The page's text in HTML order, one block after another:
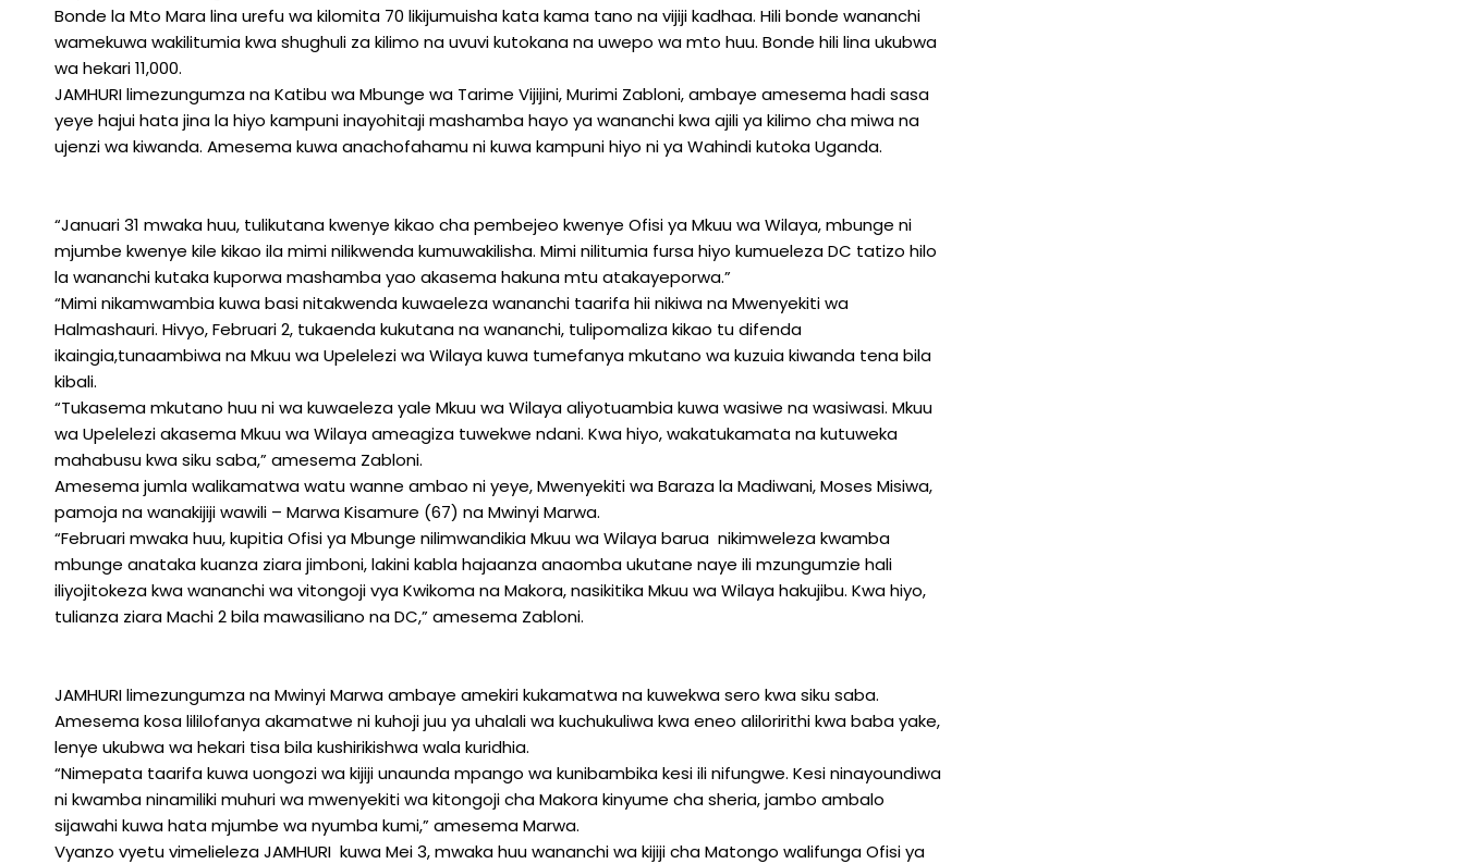
Bonde la Mto Mara lina urefu wa kilomita 70 likijumuisha kata kama tano na vijiji kadhaa. Hili bonde wananchi
wamekuwa wakilitumia kwa shughuli za kilimo na uvuvi kutokana na uwepo wa mto huu. Bonde hili lina ukubwa
wa hekari 11,000.
JAMHURI limezungumza na Katibu wa Mbunge wa Tarime Vijijini, Murimi Zabloni, ambaye amesema hadi sasa
yeye hajui hata jina la hiyo kampuni inayohitaji mashamba hayo ya wananchi kwa ajili ya kilimo cha miwa na
ujenzi wa kiwanda. Amesema kuwa anachofahamu ni kuwa kampuni hiyo ni ya Wahindi kutoka Uganda.
“Januari 31 mwaka huu, tulikutana kwenye kikao cha pembejeo kwenye Ofisi ya Mkuu wa Wilaya, mbunge ni
mjumbe kwenye kile kikao ila mimi nilikwenda kumuwakilisha. Mimi nilitumia fursa hiyo kumueleza DC tatizo hilo
la wananchi kutaka kuporwa mashamba yao akasema hakuna mtu atakayeporwa.”
“Mimi nikamwambia kuwa basi nitakwenda kuwaeleza wananchi taarifa hii nikiwa na Mwenyekiti wa
Halmashauri. Hivyo, Februari 2, tukaenda kukutana na wananchi, tulipomaliza kikao tu difenda
ikaingia,tunaambiwa na Mkuu wa Upelelezi wa Wilaya kuwa tumefanya mkutano wa kuzuia kiwanda tena bila
kibali.
“Tukasema mkutano huu ni wa kuwaeleza yale Mkuu wa Wilaya aliyotuambia kuwa wasiwe na wasiwasi. Mkuu
wa Upelelezi akasema Mkuu wa Wilaya ameagiza tuwekwe ndani. Kwa hiyo, wakatukamata na kutuweka
mahabusu kwa siku saba,” amesema Zabloni.
Amesema jumla walikamatwa watu wanne ambao ni yeye, Mwenyekiti wa Baraza la Madiwani, Moses Misiwa,
pamoja na wanakijiji wawili – Marwa Kisamure (67) na Mwinyi Marwa.
“Februari mwaka huu, kupitia Ofisi ya Mbunge nilimwandikia Mkuu wa Wilaya barua nikimweleza kwamba
mbunge anataka kuanza ziara jimboni, lakini kabla hajaanza anaomba ukutane naye ili mzungumzie hali
iliyojitokeza kwa wananchi wa vitongoji vya Kwikoma na Makora, nasikitika Mkuu wa Wilaya hakujibu. Kwa hiyo,
tulianza ziara Machi 2 bila mawasiliano na DC,” amesema Zabloni.
JAMHURI limezungumza na Mwinyi Marwa ambaye amekiri kukamatwa na kuwekwa sero kwa siku saba.
Amesema kosa lililofanya akamatwe ni kuhoji juu ya uhalali wa kuchukuliwa kwa eneo aliloririthi kwa baba yake,
lenye ukubwa wa hekari tisa bila kushirikishwa wala kuridhia.
“Nimepata taarifa kuwa uongozi wa kijiji unaunda mpango wa kunibambika kesi ili nifungwe. Kesi ninayoundiwa
ni kwamba ninamiliki muhuri wa mwenyekiti wa kitongoji cha Makora kinyume cha sheria, jambo ambalo
sijawahi kuwa hata mjumbe wa nyumba kumi,” amesema Marwa.
Vyanzo vyetu vimelieleza JAMHURI kuwa Mei 3, mwaka huu wananchi wa kijiji cha Matongo walifunga Ofisi ya